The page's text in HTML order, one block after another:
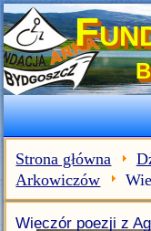
Strona główna
Arkowiczów
Wieczór poezji z